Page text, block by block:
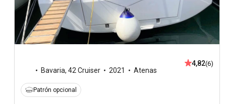
Bavaria, 42 Cruiser 2021 Atenas
4,82(6)
Patrón opcional